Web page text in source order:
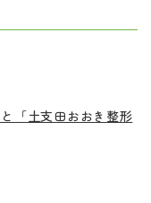
「土支田おおき整形